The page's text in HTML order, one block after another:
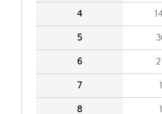
4
5
6
7
8